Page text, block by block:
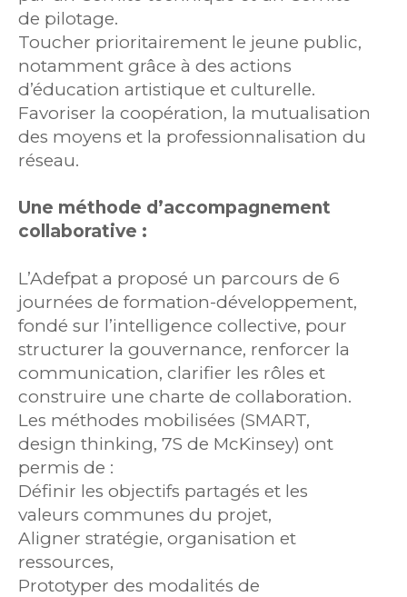
de pilotage.
Toucher prioritairement le jeune public,
notamment grâce à des actions
d’éducation artistique et culturelle.
Favoriser la coopération, la mutualisation
des moyens et la professionnalisation du
réseau.
Une méthode d’accompagnement
collaborative :
L’Adefpat a proposé un parcours de 6
journées de formation-développement,
fondé sur l’intelligence collective, pour
structurer la gouvernance, renforcer la
communication, clarifier les rôles et
construire une charte de collaboration.
Les méthodes mobilisées (SMART,
design thinking, 7S de McKinsey) ont
permis de :
Définir les objectifs partagés et les
valeurs communes du projet,
Aligner stratégie, organisation et
ressources,
Prototyper des modalités de